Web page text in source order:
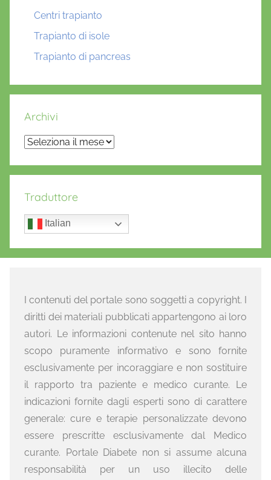
Centri trapianto
Trapianto di isole
Trapianto di pancreas
Archivi
Archivi
Traduttore
Italian
I contenuti del portale sono soggetti a copyright. I
diritti dei materiali pubblicati appartengono ai loro
autori. Le informazioni contenute nel sito hanno
scopo puramente informativo e sono fornite
esclusivamente per incoraggiare e non sostituire
il rapporto tra paziente e medico curante. Le
indicazioni fornite dagli esperti sono di carattere
generale: cure e terapie personalizzate devono
essere prescritte esclusivamente dal Medico
curante. Portale Diabete non si assume alcuna
responsabilità per un uso illecito delle